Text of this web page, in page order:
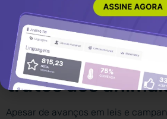
Quer treinar esse tema e aprimorar
argumentação?Acesse a proposta
na Estuda.com e envie sua redação
6. A persistência
tratos aos
Apesar de avanços em leis e